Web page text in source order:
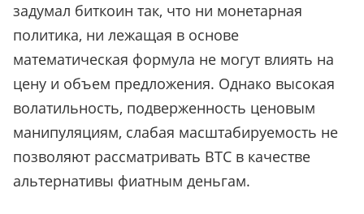
задумал биткоин так, что ни монетарная
политика, ни лежащая в основе
математическая формула не могут влиять на
цену и объем предложения. Однако высокая
волатильность, подверженность ценовым
манипуляциям, слабая масштабируемость не
позволяют рассматривать BTC в качестве
альтернативы фиатным деньгам.